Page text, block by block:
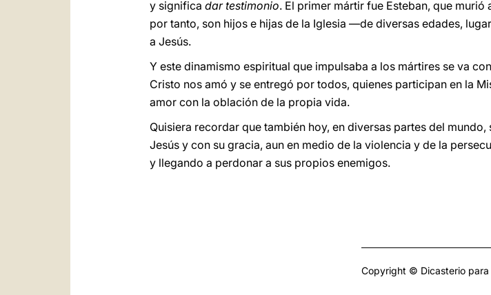
y significa dar testimonio. El primer mártir fue Esteban, que
por tanto, son hijos e hijas de la Iglesia —de diversas edades,
a Jesús.
Y este dinamismo espiritual que impulsaba a los mártires se va
Cristo nos amó y se entregó por todos, quienes participan en la
amor con la oblación de la propia vida.
Quisiera recordar que también hoy, en diversas partes del
Jesús y con su gracia, aun en medio de la violencia y de la
y llegando a perdonar a sus propios enemigos.
Copyright © Dicasterio para